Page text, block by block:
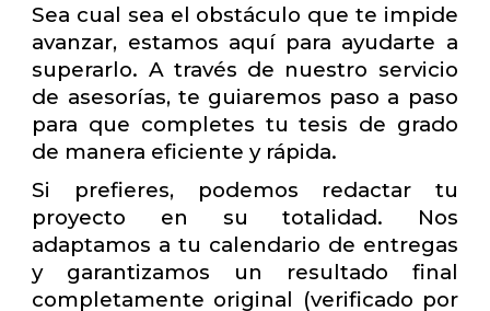
Sea cual sea el obstáculo que te impide
avanzar, estamos aquí para ayudarte a
superarlo. A través de nuestro servicio
de asesorías, te guiaremos paso a paso
para que completes tu tesis de grado
de manera eficiente y rápida.
Si prefieres, podemos redactar tu
proyecto en su totalidad. Nos
adaptamos a tu calendario de entregas
y garantizamos un resultado final
completamente original (verificado por